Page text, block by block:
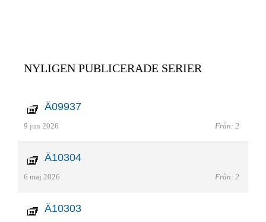
NYLIGEN PUBLICERADE SERIER
Ä09937
9 jun 2026 Från: 2
Ä10304
6 maj 2026 Från: 2
Ä10303